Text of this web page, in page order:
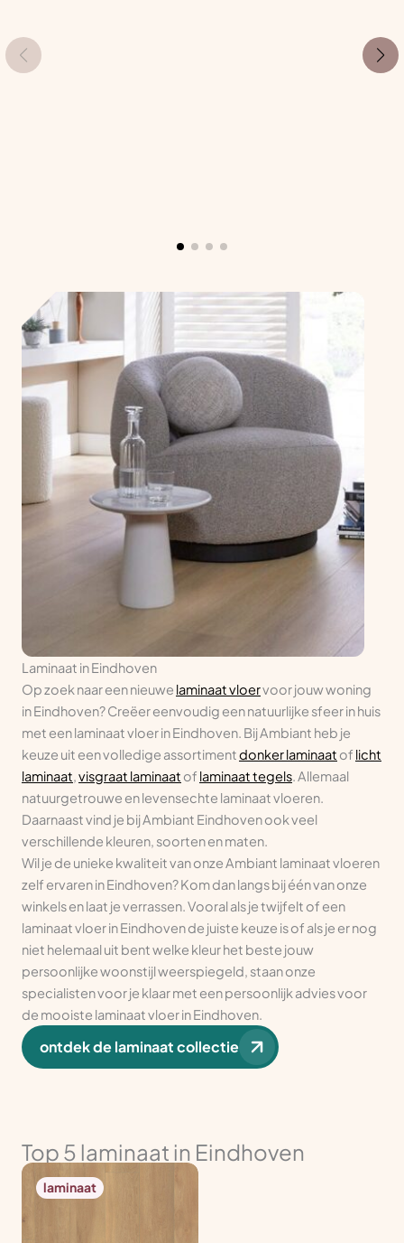
Laminaat in Eindhoven
Op zoek naar een nieuwe laminaat vloervoor jouw woning
in Eindhoven? Creëer eenvoudig een natuurlijke sfeer in huis
met een laminaat vloer in Eindhoven. Bij Ambiant heb je
keuze uit een volledige assortimentdonker laminaat of licht
laminaat,visgraat laminaat of laminaat tegels. Allemaal
natuurgetrouwe en levensechte laminaat vloeren.
Daarnaast vind je bij Ambiant Eindhoven ook veel
verschillende kleuren, soorten en maten.
Wil je de unieke kwaliteit van onze Ambiant laminaat vloeren
zelf ervaren in Eindhoven? Kom dan langs bij één van onze
winkels en laat je verrassen. Vooral als je twijfelt of een
laminaat vloer in Eindhoven de juiste keuze is of als je er nog
niet helemaal uit bent welke kleur het beste jouw
persoonlijke woonstijl weerspiegeld, staan onze
specialisten voor je klaar met een persoonlijk advies voor
de mooiste laminaat vloer in Eindhoven.
ontdek de laminaat collectie
Top 5 laminaat in Eindhoven
laminaat